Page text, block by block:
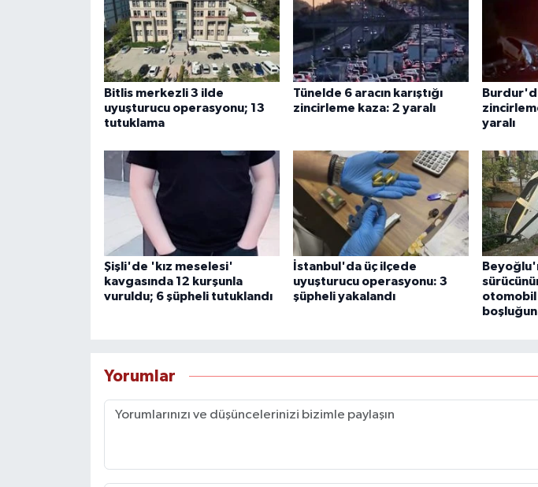
Bitlis merkezli 3 ilde
uyuşturucu operasyonu; 13
tutuklama
Tünelde 6 aracın karıştığı
zincirleme kaza: 2 yaralı
yaralı
Şişli'de 'kız meselesi'
kavgasında 12 kurşunla
vuruldu; 6 şüpheli tutuklandı
İstanbul'da üç ilçede
uyuşturucu operasyonu: 3
şüpheli yakalandı
otomobil
Yorumlar